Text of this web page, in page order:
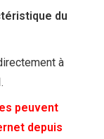
du
à
peuvent
depuis